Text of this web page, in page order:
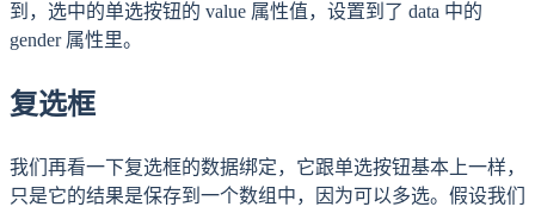
到，选中的单选按钮的 value 属性值，设置到了 data 中的
gender 属性里。
复选框
我们再看一下复选框的数据绑定，它跟单选按钮基本上一样，
只是它的结果是保存到一个数组中，因为可以多选。假设我们